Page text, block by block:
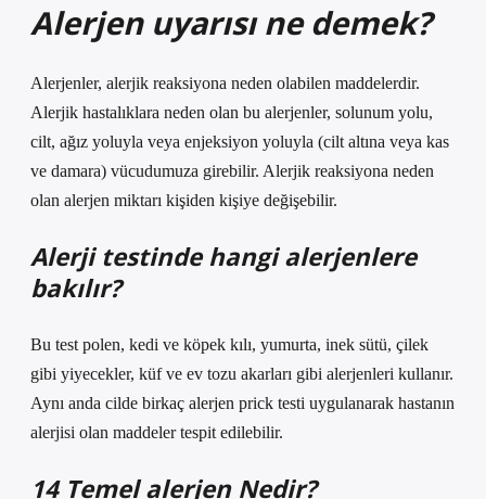
Alerjen uyarısı ne demek?
Alerjenler, alerjik reaksiyona neden olabilen maddelerdir.
Alerjik hastalıklara neden olan bu alerjenler, solunum yolu,
cilt, ağız yoluyla veya enjeksiyon yoluyla (cilt altına veya kas
ve damara) vücudumuza girebilir. Alerjik reaksiyona neden
olan alerjen miktarı kişiden kişiye değişebilir.
Alerji testinde hangi alerjenlere
bakılır?
Bu test polen, kedi ve köpek kılı, yumurta, inek sütü, çilek
gibi yiyecekler, küf ve ev tozu akarları gibi alerjenleri kullanır.
Aynı anda cilde birkaç alerjen prick testi uygulanarak hastanın
alerjisi olan maddeler tespit edilebilir.
14 Temel alerjen Nedir?